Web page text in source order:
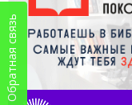
Обратная связь